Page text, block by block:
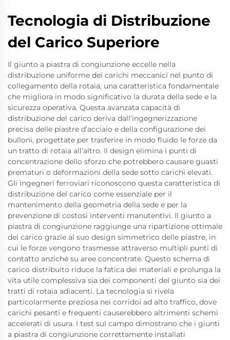
Tecnologia di Distribuzione
del Carico Superiore
Il giunto a piastra di congiunzione eccelle nella
distribuzione uniforme dei carichi meccanici nel punto di
collegamento della rotaia, una caratteristica fondamentale
che migliora in modo significativo la durata della sede e la
sicurezza operativa. Questa avanzata capacità di
distribuzione del carico deriva dall’ingegnerizzazione
precisa delle piastre d’acciaio e della configurazione dei
bulloni, progettate per trasferire in modo fluido le forze da
un tratto di rotaia all’altro. Il design elimina i punti di
concentrazione dello sforzo che potrebbero causare guasti
prematuri o deformazioni della sede sotto carichi elevati.
Gli ingegneri ferroviari riconoscono questa caratteristica di
distribuzione del carico come essenziale per il
mantenimento della geometria della sede e per la
prevenzione di costosi interventi manutentivi. Il giunto a
piastra di congiunzione raggiunge una ripartizione ottimale
del carico grazie al suo design simmetrico delle piastre, in
cui le forze vengono trasmesse attraverso multipli punti di
contatto anziché su aree concentrate. Questo schema di
carico distribuito riduce la fatica dei materiali e prolunga la
vita utile complessiva sia dei componenti del giunto sia dei
tratti di rotaia adiacenti. La tecnologia si rivela
particolarmente preziosa nei corridoi ad alto traffico, dove
carichi pesanti e frequenti causerebbero altrimenti schemi
accelerati di usura. I test sul campo dimostrano che i giunti
a piastra di congiunzione correttamente installati